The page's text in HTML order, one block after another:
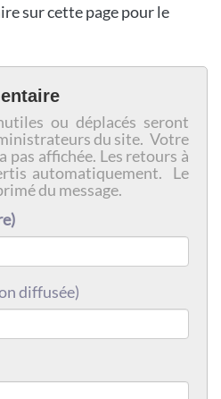
sur cette page pour le
ou déplacés seront
du site. Votre
pas affichée. Les retours à
automatiquement. Le
du message.
diffusée)